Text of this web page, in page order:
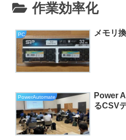
作業効率化
PC メモリ
PowerAutomate
Power
るCSV